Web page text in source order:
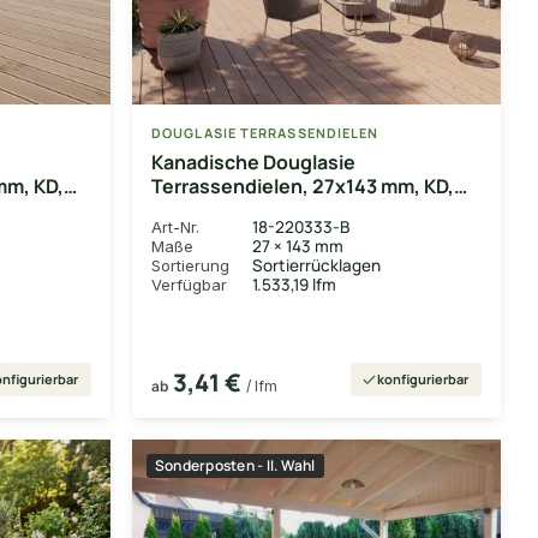
KD,
DOUGLASIE TERRASSENDIELEN
Kanadische Douglasie
Terrassendielen, 27x143 mm, KD,
Art-Nr. 18-220333-B
Maße 27 × 143 mm
Sortierung Sortierrücklagen
Verfügbar 1.533,19 lfm
ab 3,41 € / lfm konfigurierbar
Sonderposten - II. Wahl